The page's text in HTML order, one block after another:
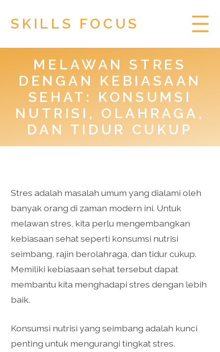
SKILLS FOCUS
HOME
PRIVACY POLICY
TOGEL HONGKONG
MELAWAN STRES
DENGAN KEBIASAAN
SEHAT: KONSUMSI
NUTRISI, OLAHRAGA,
DAN TIDUR CUKUP
Stres adalah masalah umum yang dialami oleh
banyak orang di zaman modern ini. Untuk
melawan stres, kita perlu mengembangkan
kebiasaan sehat seperti konsumsi nutrisi
seimbang, rajin berolahraga, dan tidur cukup.
Memiliki kebiasaan sehat tersebut dapat
membantu kita menghadapi stres dengan lebih
baik.
Konsumsi nutrisi yang seimbang adalah kunci
penting untuk mengurangi tingkat stres.